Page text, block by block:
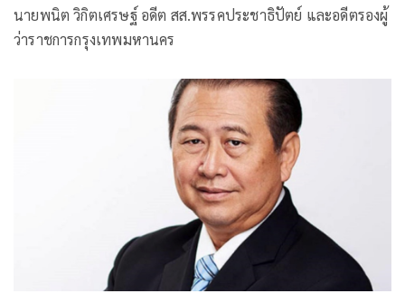
นายพนิต วิกิตเศรษฐ์ อดีต สส.พรรคประชาธิปัตย์ และอดีตรองผู้
ว่าราชการกรุงเทพมหานคร